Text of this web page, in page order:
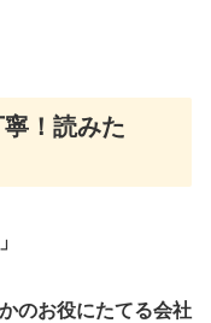
！読みた
のお役にたてる会社